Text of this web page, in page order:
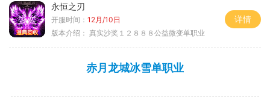
永恒之刃
开服时间： 12月/10日
版本介绍： 真实沙奖１２８８８公益微变单职业
详情
赤月龙城冰雪单职业